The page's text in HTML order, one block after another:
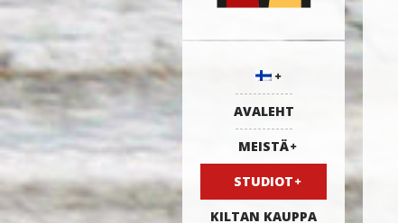
AVALEHT
MEISTÄ
STUDIOT
KILTAN KAUPPA